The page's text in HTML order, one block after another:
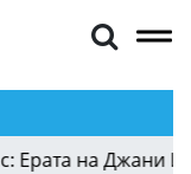
към Душан